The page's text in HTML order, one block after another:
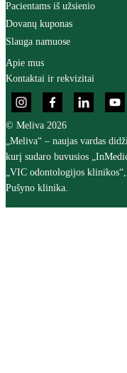
Pacientams iš užsienio
Dovanų kuponas
Slauga namuose
Apie mus
Kontaktai ir rekvizitai
© Meliva 2026
„Meliva“ – naujas vardas
kurį sudaro buvusios
„VIC odontologijos
Pušyno klinika.